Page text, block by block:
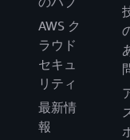
AWS ク
ラウド
セキュ
リティ
最新情
報